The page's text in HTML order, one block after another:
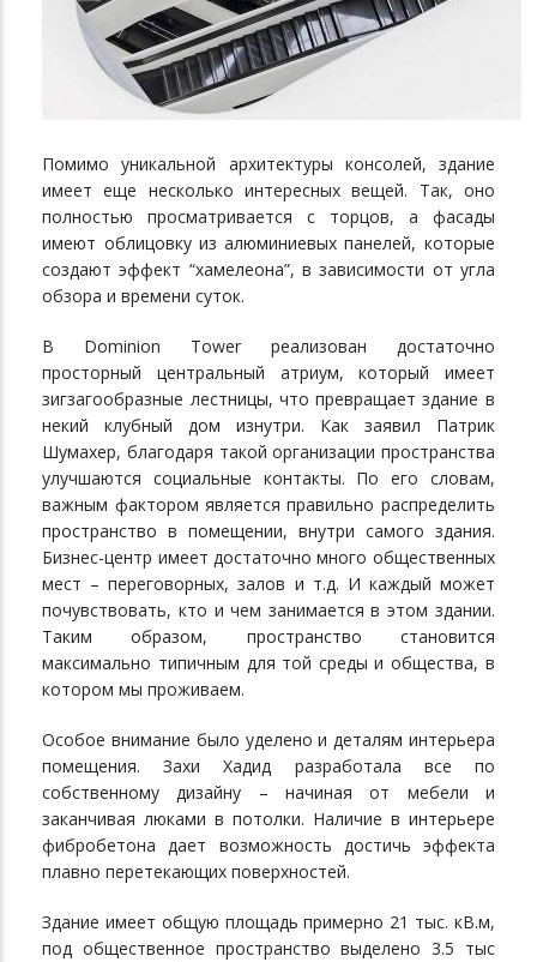
Помимо уникальной архитектуры консолей, здание
имеет еще несколько интересных вещей. Так, оно
полностью просматривается с торцов, а фасады
имеют облицовку из алюминиевых панелей, которые
создают эффект “хамелеона”, в зависимости от угла
обзора и времени суток.
В Dominion Tower реализован достаточно
просторный центральный атриум, который имеет
зигзагообразные лестницы, что превращает здание в
некий клубный дом изнутри. Как заявил Патрик
Шумахер, благодаря такой организации пространства
улучшаются социальные контакты. По его словам,
важным фактором является правильно распределить
пространство в помещении, внутри самого здания.
Бизнес-центр имеет достаточно много общественных
мест – переговорных, залов и т.д. И каждый может
почувствовать, кто и чем занимается в этом здании.
Таким образом, пространство становится
максимально типичным для той среды и общества, в
котором мы проживаем.
Особое внимание было уделено и деталям интерьера
помещения. Захи Хадид разработала все по
собственному дизайну – начиная от мебели и
заканчивая люками в потолки. Наличие в интерьере
фибробетона дает возможность достичь эффекта
плавно перетекающих поверхностей.
Здание имеет общую площадь примерно 21 тыс. кВ.м,
под общественное пространство выделено 3.5 тыс